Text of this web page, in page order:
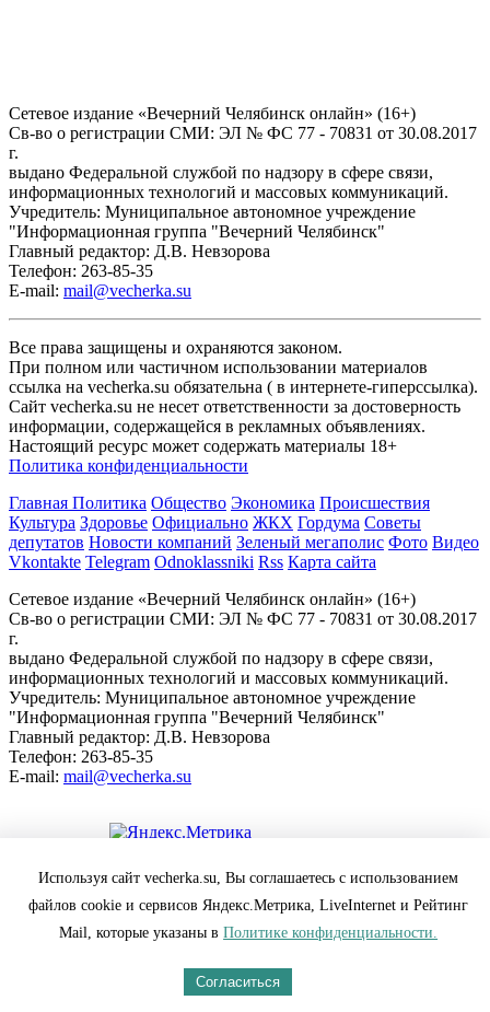
Сетевое издание «Вечерний Челябинск онлайн» (16+)
Cв-во о регистрации СМИ: ЭЛ № ФС 77 - 70831 от 30.08.2017
г.
выдано Федеральной службой по надзору в сфере связи,
информационных технологий и массовых коммуникаций.
Учредитель: Муниципальное автономное учреждение
"Информационная группа "Вечерний Челябинск"
Главный редактор: Д.В. Невзорова
Телефон: 263-85-35
E-mail: mail@vecherka.su
Все права защищены и охраняются законом.
При полном или частичном использовании материалов
ссылка на vecherka.su обязательна ( в интернете-гиперссылка).
Сайт vecherka.su не несет ответственности за достоверность
информации, содержащейся в рекламных объявлениях.
Настоящий ресурс может содержать материалы 18+
Политика конфиденциальности
Главная Политика Общество Экономика Происшествия
Культура Здоровье Официально ЖКХ Гордума Советы
депутатов Новости компаний Зеленый мегаполис Фото Видео
Vkontakte Telegram Odnoklassniki Rss Карта сайта
Сетевое издание «Вечерний Челябинск онлайн» (16+)
Cв-во о регистрации СМИ: ЭЛ № ФС 77 - 70831 от 30.08.2017
г.
выдано Федеральной службой по надзору в сфере связи,
информационных технологий и массовых коммуникаций.
Учредитель: Муниципальное автономное учреждение
"Информационная группа "Вечерний Челябинск"
Главный редактор: Д.В. Невзорова
Телефон: 263-85-35
E-mail: mail@vecherka.su
Все права защищены и охраняются законом.
При полном или частичном использовании материалов
ссылка на vecherka.su обязательна ( в интернете-гиперссылка).
информации, содержащейся в рекламных объявлениях.
Настоящий ресурс может содержать материалы 18+
Используя сайт vecherka.su, Вы соглашаетесь с использованием
файлов cookie и сервисов Яндекс.Метрика, LiveInternet и Рейтинг
Mail, которые указаны вПолитике конфиденциальности.
Согласиться